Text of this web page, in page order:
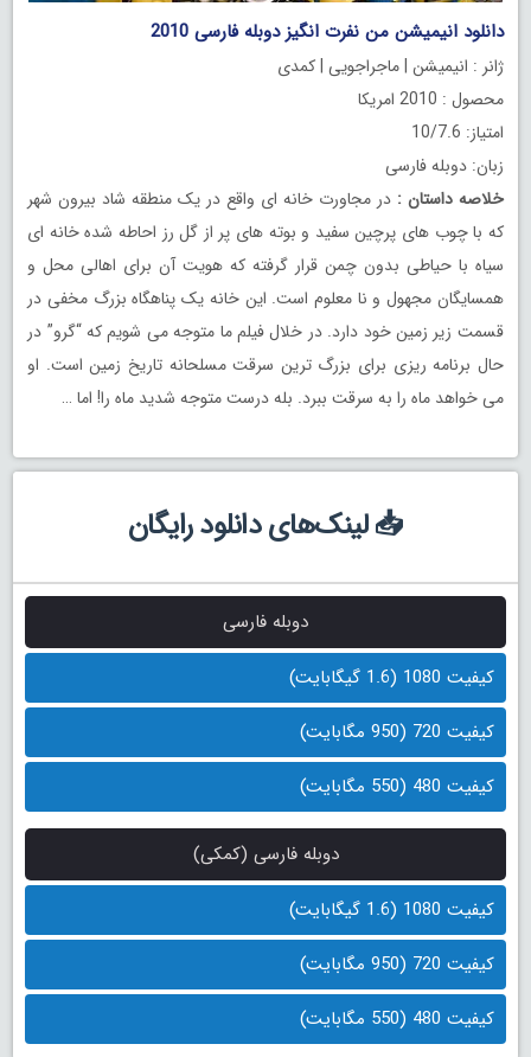
دانلود انیمیشن من نفرت انگیز دوبله فارسی 2010
ژانر : انیمیشن | ماجراجویی | کمدی
محصول : 2010 امریکا
امتیاز: 10/7.6
زبان: دوبله فارسی
خلاصه داستان :در مجاورت خانه ای واقع در یک منطقه شاد بیرون شهر
که با چوب های پرچین سفید و بوته های پر از گل رز احاطه شده خانه ای
سیاه با حیاطی بدون چمن قرار گرفته که هویت آن برای اهالی محل و
همسایگان مجهول و نا معلوم است. این خانه یک پناهگاه بزرگ مخفی در
قسمت زیر زمین خود دارد. در خلال فیلم ما متوجه می شویم که “گرو” در
حال برنامه ریزی برای بزرگ ترین سرقت مسلحانه تاریخ زمین است. او
می خواهد ماه را به سرقت ببرد. بله درست متوجه شدید ماه را! اما …
📥 لینک‌های دانلود رایگان
دوبله فارسی
کیفیت 1080 (1.6 گیگابایت)
کیفیت 720 (950 مگابایت)
کیفیت 480 (550 مگابایت)
دوبله فارسی (کمکی)
کیفیت 1080 (1.6 گیگابایت)
کیفیت 720 (950 مگابایت)
کیفیت 480 (550 مگابایت)